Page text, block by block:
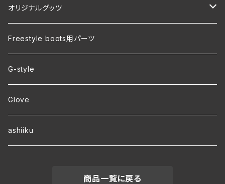
オリジナルグッツ
裏地付き オリジナルコーチジャケット
ver.2 毛玉が出来にくい・裏起毛 オリジナルパーカー
ver.1 速乾・裏起毛・サイズ豊富 オリジナルパーカー
ワラーチwebオーダー
Freestyle boots用パーツ
G-style
Glove
ashiiku
商品一覧に戻る